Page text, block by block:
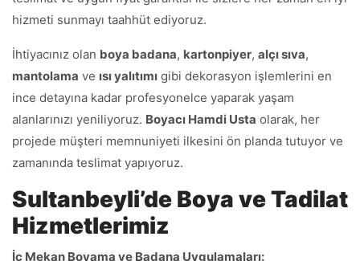
hizmeti sunmayı taahhüt ediyoruz.
İhtiyacınız olan boya badana, kartonpiyer, alçı sıva,
mantolama ve ısı yalıtımı gibi dekorasyon işlemlerini en
ince detayına kadar profesyonelce yaparak yaşam
alanlarınızı yeniliyoruz. Boyacı Hamdi Usta olarak, her
projede müşteri memnuniyeti ilkesini ön planda tutuyor ve
zamanında teslimat yapıyoruz.
Sultanbeyli’de Boya ve Tadilat
Hizmetlerimiz
İç Mekan Boyama ve Badana Uygulamaları: